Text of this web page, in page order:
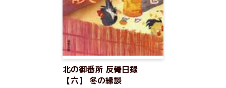
北の御番所 反骨日録
【六】 冬の縁談